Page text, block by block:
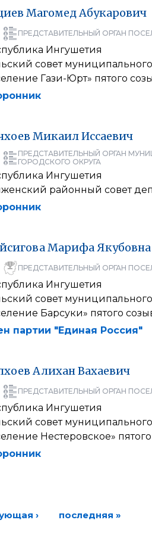
МагомедАбукарович
ПРЕДСТАВИТЕЛЬНЫЙ ОРГАН
Ингушетия
совет
Гази-Юрт» пятого
МикаилИссаевич
ПРЕДСТАВИТЕЛЬНЫЙ ОРГАН
ГОРОДСКОГО ОКРУГА
Ингушетия
районный совет
МарифаЯкубовна
ПРЕДСТАВИТЕЛЬНЫЙ ОРГАН
Ингушетия
совет
Барсуки» пятого
партии "Единая Россия"
АлиханВахаевич
ПРЕДСТАВИТЕЛЬНЫЙ ОРГАН
Ингушетия
совет
Нестеровское»
› последняя »